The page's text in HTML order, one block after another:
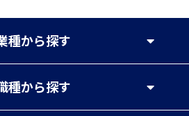
種から探す
種から探す